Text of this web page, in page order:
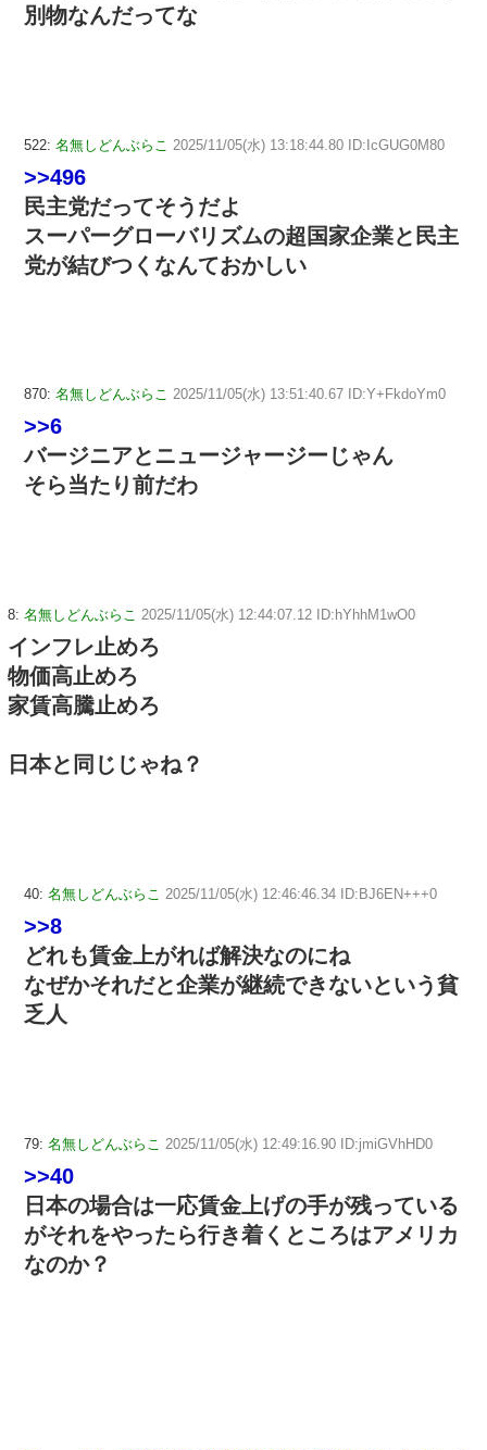
別物なんだってな
522: 名無しどんぶらこ 2025/11/05(水) 13:18:44.80 ID:IcGUG0M80
>>496
民主党だってそうだよ
スーパーグローバリズムの超国家企業と民主
党が結びつくなんておかしい
870: 名無しどんぶらこ 2025/11/05(水) 13:51:40.67 ID:Y+FkdoYm0
>>6
バージニアとニュージャージーじゃん
そら当たり前だわ
8: 名無しどんぶらこ 2025/11/05(水) 12:44:07.12 ID:hYhhM1wO0
インフレ止めろ
物価高止めろ
家賃高騰止めろ
日本と同じじゃね？
40: 名無しどんぶらこ 2025/11/05(水) 12:46:46.34 ID:BJ6EN+++0
>>8
どれも賃金上がれば解決なのにね
なぜかそれだと企業が継続できないという貧
乏人
79: 名無しどんぶらこ 2025/11/05(水) 12:49:16.90 ID:jmiGVhHD0
>>40
日本の場合は一応賃金上げの手が残っている
がそれをやったら行き着くところはアメリカ
なのか？